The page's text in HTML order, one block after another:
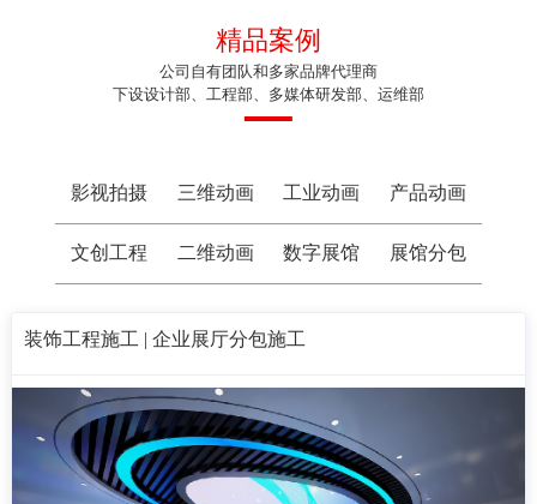
精品案例
公司自有团队和多家品牌代理商
下设设计部、工程部、多媒体研发部、运维部
影视拍摄 三维动画 工业动画 产品动画
文创工程 二维动画 数字展馆 展馆分包
装饰工程施工 | 企业展厅分包施工